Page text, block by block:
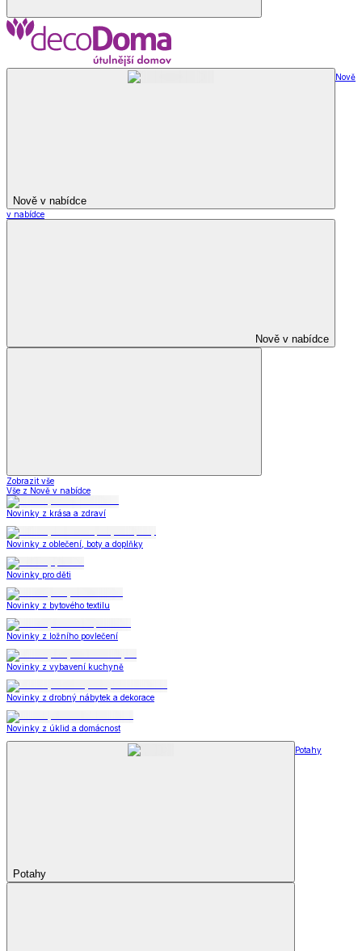
Nově v nabídce
Nově
v nabídce
Nově v nabídce
Zobrazit vše
Vše z Nově v nabídce
Novinky z krása a zdraví
Novinky z oblečení, boty a doplňky
Novinky pro děti
Novinky z bytového textilu
Novinky z ložního povlečení
Novinky z vybavení kuchyně
Novinky z drobný nábytek a dekorace
Novinky z úklid a domácnost
Potahy
Potahy